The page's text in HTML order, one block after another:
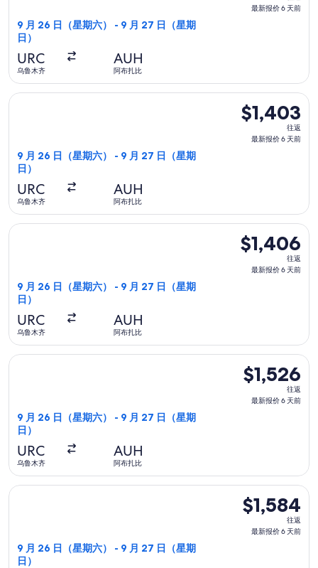
返,
6
前
最新报价 6 天前
9 月 26 日（星期六） - 9 月 27 日（星期
日）
URC
乌鲁木齐
AUH
阿布扎比
$1,403
往
返,
6
前
$1,403
往返
最新报价 6 天前
9 月 26 日（星期六） - 9 月 27 日（星期
日）
URC
乌鲁木齐
AUH
阿布扎比
选择乌兹别克斯坦航空航班，9 月 26 日（星期六）从乌鲁木
$1,406
往
返,
6
前
$1,406
往返
最新报价 6 天前
9 月 26 日（星期六） - 9 月 27 日（星期
日）
URC
乌鲁木齐
AUH
阿布扎比
选择乌兹别克斯坦航空航班，9 月 26 日（星期六）从乌鲁木
$1,526
往
返,
6
前
$1,526
往返
最新报价 6 天前
9 月 26 日（星期六） - 9 月 27 日（星期
日）
URC
乌鲁木齐
AUH
阿布扎比
选择阿斯塔纳航空航班，9 月 26 日（星期六）从乌鲁木齐前
$1,584
往
返,
$1,584
往返
最新报价 6 天前
9 月 26 日（星期六） - 9 月 27 日（星期
日）
选择中国南航航班，9 月 26 日（星期六）从乌鲁木齐前往阿